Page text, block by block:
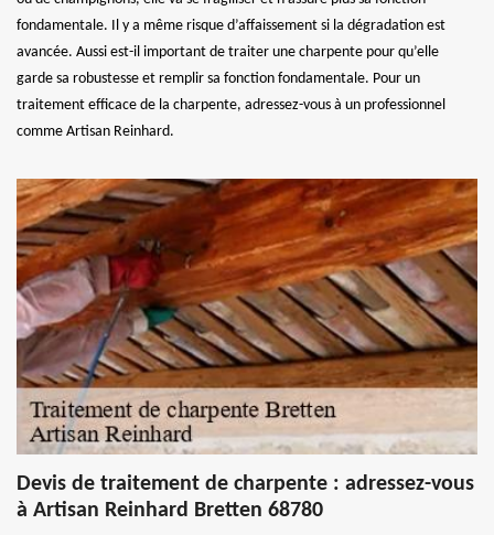
fondamentale. Il y a même risque d’affaissement si la dégradation est
avancée. Aussi est-il important de traiter une charpente pour qu’elle
garde sa robustesse et remplir sa fonction fondamentale. Pour un
traitement efficace de la charpente, adressez-vous à un professionnel
comme Artisan Reinhard.
Devis de traitement de charpente : adressez-vous
à Artisan Reinhard Bretten 68780